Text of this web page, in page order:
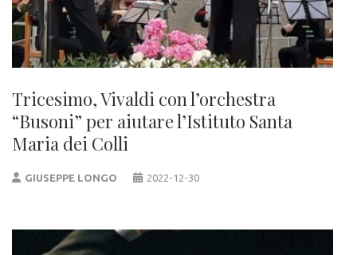
Tricesimo, Vivaldi con l’orchestra
“Busoni” per aiutare l’Istituto Santa
Maria dei Colli
GIUSEPPE LONGO 2022-12-30